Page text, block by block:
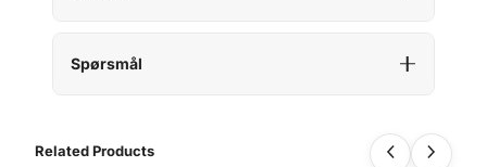
Spørsmål
Related Products